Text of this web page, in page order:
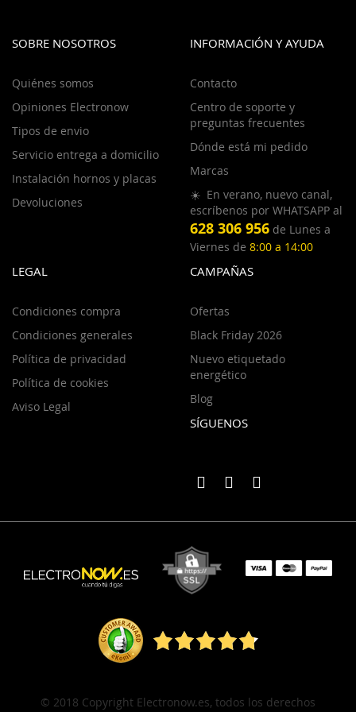
SOBRE NOSOTROS
Quiénes somos
Opiniones Electronow
Tipos de envio
Servicio entrega a domicilio
Instalación hornos y placas
Devoluciones
INFORMACIÓN Y AYUDA
Contacto
Centro de soporte y
preguntas frecuentes
Dónde está mi pedido
Marcas
☀️ En verano, nuevo canal,
escríbenos por WHATSAPP al
628 306 956 de Lunes a
Viernes de 8:00 a 14:00
LEGAL
Condiciones compra
Condiciones generales
Política de privacidad
Política de cookies
Aviso Legal
CAMPAÑAS
Ofertas
Black Friday 2026
Nuevo etiquetado
energético
Blog
SÍGUENOS
© 2018 Copyright Electronow.es, todos los derechos